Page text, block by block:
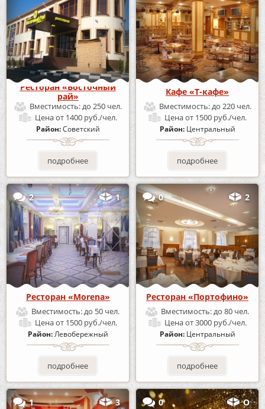
Ресторан «Восточный
рай»
Вместимость:до 250 чел.
Ценаот 1400 руб./чел.
Район:Советский
подробнее
Кафе «Т-кафе»
Вместимость:до 220 чел.
Ценаот 1500 руб./чел.
Район: Центральный
подробнее
2 1
Ресторан «Morena»
Вместимость:до 50 чел.
Ценаот 1500 руб./чел.
Район:Левобережный
подробнее
0 2
Ресторан «Портофино»
Вместимость:до 80 чел.
Ценаот 3000 руб./чел.
Район: Центральный
подробнее
1 3 0 О